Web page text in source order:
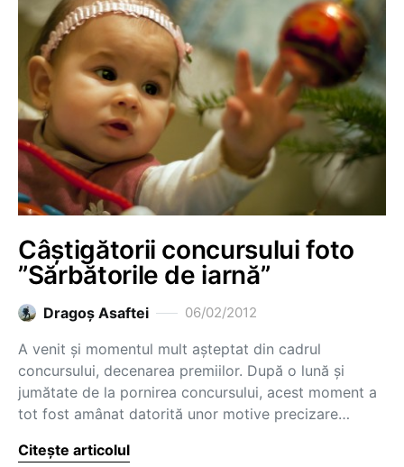
Câștigătorii concursului foto
”Sărbătorile de iarnă”
Dragoş Asaftei 06/02/2012
A venit și momentul mult așteptat din cadrul
concursului, decenarea premiilor. După o lună și
jumătate de la pornirea concursului, acest moment a
tot fost amânat datorită unor motive precizare…
Citește articolul